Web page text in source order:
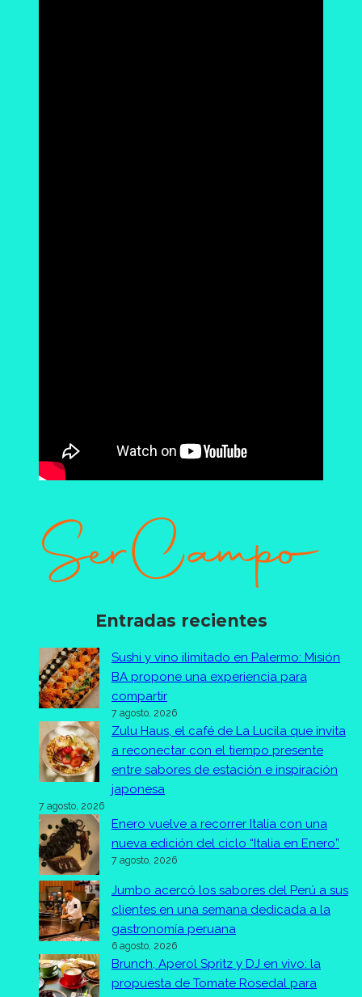
Entradas recientes
Sushi y vino ilimitado en Palermo: Misión
BA propone una experiencia para
compartir
7 agosto, 2026
Zulu Haus, el café de La Lucila que invita
a reconectar con el tiempo presente
entre sabores de estación e inspiración
japonesa
7 agosto, 2026
Enero vuelve a recorrer Italia con una
nueva edición del ciclo “Italia en Enero”
7 agosto, 2026
Jumbo acercó los sabores del Perú a sus
clientes en una semana dedicada a la
gastronomía peruana
6 agosto, 2026
Brunch, Aperol Spritz y DJ en vivo: la
propuesta de Tomate Rosedal para